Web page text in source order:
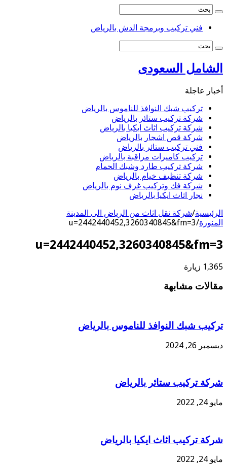
فني تركيب وبرمجة الدش بالرياض
الشامل السعودى
أخبار عاجلة
تركيب شبك النوافذ للناموس بالرياض
شركة تركيب ستائر بالرياض
شركة تركيب اثاث ايكيا بالرياض
شركة قص اشجار بالرياض
فني تركيب ستائر بالرياض
تركيب كاميرات مراقبة بالرياض
شركة تركيب طارد وشبك الحمام
شركة تنظيف خيام بالرياض
شركة فك وتركيب غرف نوم بالرياض
نجار اثاث ايكيا بالرياض
الرئيسية/شركة نقل اثاث من الرياض الى المدينة
المنورة/
u=2442440452,3260340845&fm=3
u=2442440452,3260340845&fm=3
1,365 زيارة
مقالات مشابهة
تركيب شبك النوافذ للناموس بالرياض
ديسمبر 26, 2024
شركة تركيب ستائر بالرياض
مايو 24, 2022
شركة تركيب اثاث ايكيا بالرياض
مايو 24, 2022